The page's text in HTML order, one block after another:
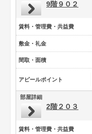
9階９０２
賃料・管理費・共益費
敷金・礼金
間取・面積
アピールポイント
部屋詳細
2階２０３
賃料・管理費・共益費